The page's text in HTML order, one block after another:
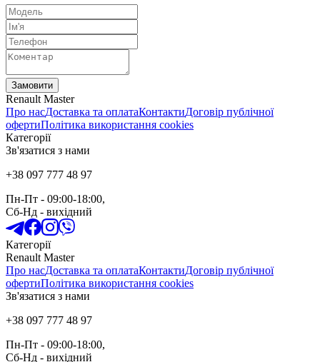
Замовити
Renault Master
Про насДоставка та оплатаКонтактиДоговір публічної
офертиПолітика використання cookies
Категорії
Зв'язатися з нами
+38 097 777 48 97
Пн-Пт - 09:00-18:00,
Сб-Нд - вихідний
Категорії
Renault Master
Про насДоставка та оплатаКонтактиДоговір публічної
офертиПолітика використання cookies
Зв'язатися з нами
+38 097 777 48 97
Пн-Пт - 09:00-18:00,
Сб-Нд - вихідний